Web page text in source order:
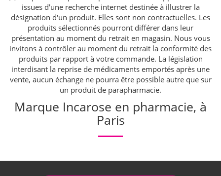
issues d'une recherche internet destinée à illustrer la
désignation d'un produit. Elles sont non contractuelles. Les
produits sélectionnés pourront différer dans leur
présentation au moment du retrait en magasin. Nous vous
invitons à contrôler au moment du retrait la conformité des
produits par rapport à votre commande. La législation
interdisant la reprise de médicaments emportés après une
vente, aucun échange ne pourra être possible autre que sur
un produit de parapharmacie.
Marque Incarose en pharmacie, à
Paris